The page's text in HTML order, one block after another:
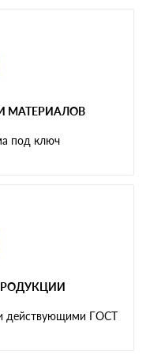
МАТЕРИАЛОВ
под ключ
действующими ГОСТ